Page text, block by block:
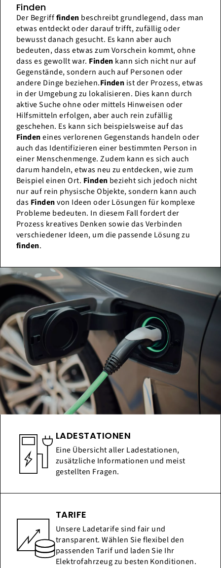
Finden
Der Begrifffinden beschreibt grundlegend, dass man
etwas entdeckt oder darauf trifft, zufällig oder
bewusst danach gesucht. Es kann aber auch
bedeuten, dass etwas zum Vorschein kommt, ohne
dass es gewollt war. Finden kann sich nicht nur auf
Gegenstände, sondern auch auf Personen oder
andere Dinge beziehen.Finden ist der Prozess, etwas
in der Umgebung zu lokalisieren. Dies kann durch
aktive Suche ohne oder mittels Hinweisen oder
Hilfsmitteln erfolgen, aber auch rein zufällig
geschehen. Es kann sich beispielsweise auf das
Findeneines verlorenen Gegenstands handeln oder
auch das Identifizieren einer bestimmten Person in
einer Menschenmenge. Zudem kann es sich auch
darum handeln, etwas neu zu entdecken, wie zum
Beispiel einen Ort. Finden bezieht sich jedoch nicht
nur auf rein physische Objekte, sondern kann auch
das Findenvon Ideen oder Lösungen für komplexe
Probleme bedeuten. In diesem Fall fordert der
Prozess kreatives Denken sowie das Verbinden
verschiedener Ideen, um die passende Lösung zu
finden.
LADESTATIONEN
Eine Übersicht aller Ladestationen,
zusätzliche Informationen und meist
gestellten Fragen.
TARIFE
Unsere Ladetarife sind fair und
transparent. Wählen Sie flexibel den
passenden Tarif und laden Sie Ihr
Elektrofahrzeug zu besten Konditionen.